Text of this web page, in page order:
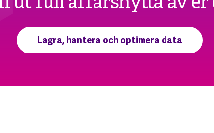
Lagra, hantera och optimera data